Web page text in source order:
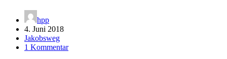
hpp
4. Juni 2018
Jakobsweg
1 Kommentar